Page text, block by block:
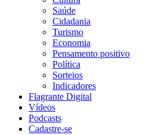
Saúde
Cidadania
Turismo
Economia
Pensamento positivo
Política
Sorteios
Indicadores
Flagrante Digital
Vídeos
Podcasts
Cadastre-se